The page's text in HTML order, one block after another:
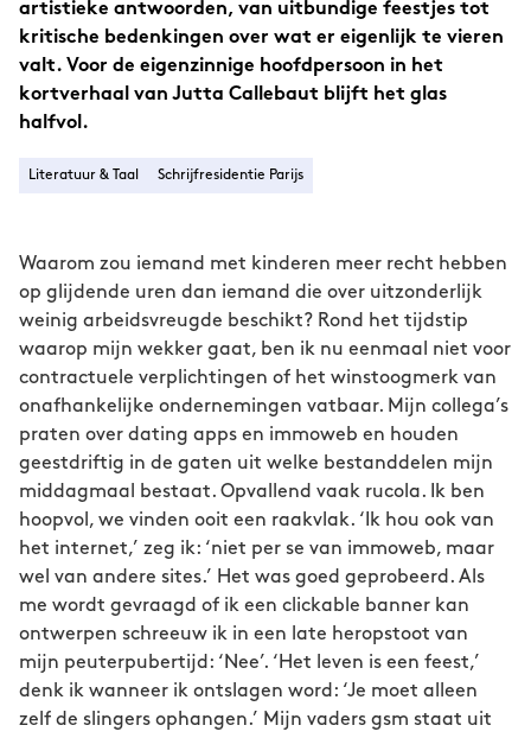
artistieke antwoorden, van uitbundige feestjes tot
kritische bedenkingen over wat er eigenlijk te vieren
valt. Voor de eigenzinnige hoofdpersoon in het
kortverhaal van Jutta Callebaut blijft het glas
halfvol.
Literatuur & Taal Schrijfresidentie Parijs
Waarom zou iemand met kinderen meer recht hebben
op glijdende uren dan iemand die over uitzonderlijk
weinig arbeidsvreugde beschikt? Rond het tijdstip
waarop mijn wekker gaat, ben ik nu eenmaal niet voor
contractuele verplichtingen of het winstoogmerk van
onafhankelijke ondernemingen vatbaar. Mijn collega’s
praten over dating apps en immoweb en houden
geestdriftig in de gaten uit welke bestanddelen mijn
middagmaal bestaat. Opvallend vaak rucola. Ik ben
hoopvol, we vinden ooit een raakvlak. ‘Ik hou ook van
het internet,’ zeg ik: ‘niet per se van immoweb, maar
wel van andere sites.’ Het was goed geprobeerd. Als
me wordt gevraagd of ik een clickable banner kan
ontwerpen schreeuw ik in een late heropstoot van
mijn peuterpubertijd: ‘Nee’. ‘Het leven is een feest,’
denk ik wanneer ik ontslagen word: ‘Je moet alleen
zelf de slingers ophangen.’ Mijn vaders gsm staat uit